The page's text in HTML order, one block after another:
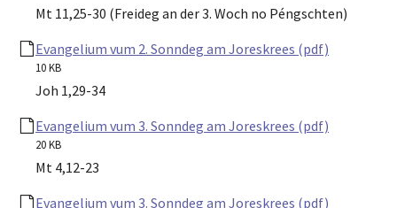
Mt 11,25-30 (Freideg an der 3. Woch no Péngschten)
Evangelium vum 2. Sonndeg am Joreskrees (pdf)
10 KB
Joh 1,29-34
Evangelium vum 3. Sonndeg am Joreskrees (pdf)
20 KB
Mt 4,12-23
Evangelium vum 3. Sonndeg am Joreskrees (pdf)